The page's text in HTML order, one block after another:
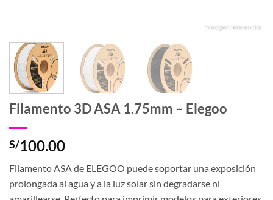
Filamento 3D ASA 1.75mm – Elegoo
S/100.00
Filamento ASA de ELEGOO puede soportar una exposición
prolongada al agua y a la luz solar sin degradarse ni